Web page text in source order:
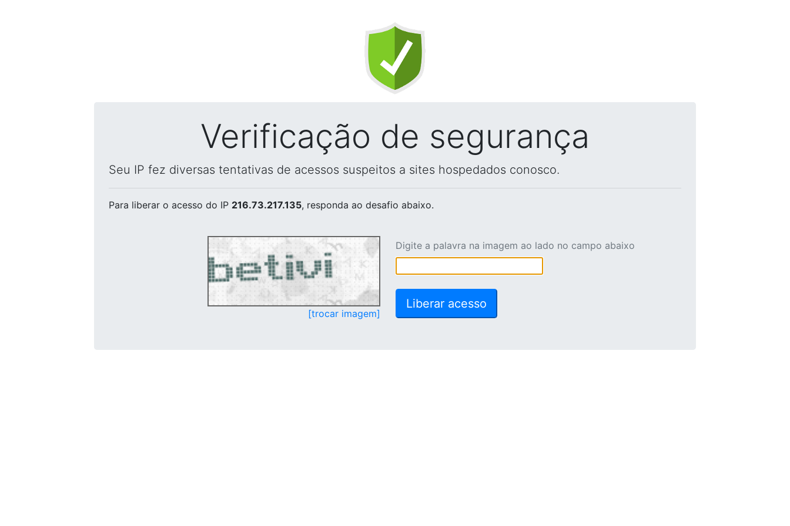
Verificação de segurança
Seu IP fez diversas tentativas de acessos suspeitos a sites hospedados conosco.
Para liberar o acesso do IP 216.73.217.135, responda ao desafio abaixo.
[trocar imagem]
Digite a palavra na imagem ao lado no campo abaixo